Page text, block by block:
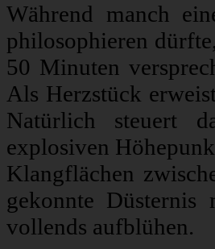
Während manch
philosophieren
50 Minuten
Als Herzstück
Natürlich steuert
explosiven
Klangflächen
gekonnte Düsternis
vollends aufblühen.